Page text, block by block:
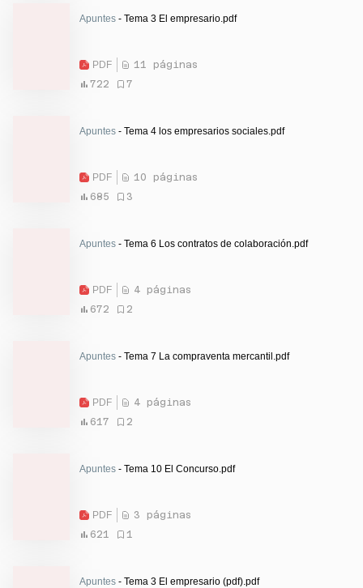
Apuntes - Tema 3 El empresario.pdf
PDF
11 páginas
722
7
Apuntes - Tema 4 los empresarios sociales.pdf
PDF
10 páginas
685
3
Apuntes - Tema 6 Los contratos de colaboración.pdf
PDF
4 páginas
672
2
Apuntes - Tema 7 La compraventa mercantil.pdf
PDF
4 páginas
617
2
Apuntes - Tema 10 El Concurso.pdf
PDF
3 páginas
621
1
Apuntes - Tema 3 El empresario (pdf).pdf